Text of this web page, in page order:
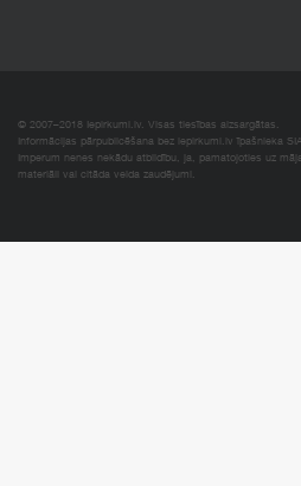
© 2007–2018 Iepirkumi.lv. Visas tiesības aizsargātas.
Informācijas pārpublicēšana bez iepirkumi.lv īpašnieka
Imperum nenes nekādu atbildību, ja, pamatojoties uz
materiāli vai citāda veida zaudējumi.